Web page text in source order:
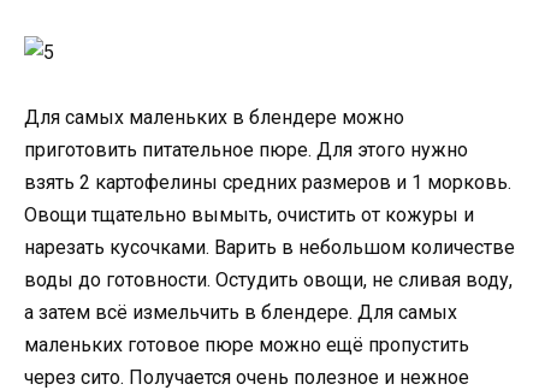
Для самых маленьких в блендере можно
приготовить питательное пюре. Для этого нужно
взять 2 картофелины средних размеров и 1 морковь.
Овощи тщательно вымыть, очистить от кожуры и
нарезать кусочками. Варить в небольшом количестве
воды до готовности. Остудить овощи, не сливая воду,
а затем всё измельчить в блендере. Для самых
маленьких готовое пюре можно ещё пропустить
через сито. Получается очень полезное и нежное